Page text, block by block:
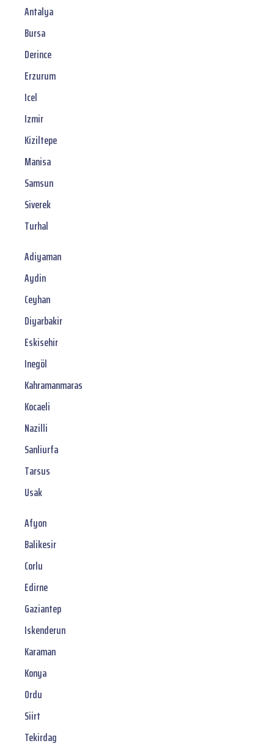
Antalya
Bursa
Derince
Erzurum
Icel
Izmir
Kiziltepe
Manisa
Samsun
Siverek
Turhal
Adiyaman
Aydin
Ceyhan
Diyarbakir
Eskisehir
Inegöl
Kahramanmaras
Kocaeli
Nazilli
Sanliurfa
Tarsus
Usak
Afyon
Balikesir
Corlu
Edirne
Gaziantep
Iskenderun
Karaman
Konya
Ordu
Siirt
Tekirdag